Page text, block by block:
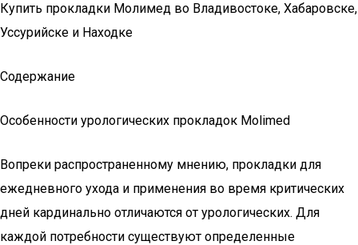
Купить прокладки Молимед во Владивостоке, Хабаровске,
Уссурийске и Находке
Содержание
Особенности урологических прокладок Molimed
Вопреки распространенному мнению, прокладки для
ежедневного ухода и применения во время критических
дней кардинально отличаются от урологических. Для
каждой потребности существуют определенные